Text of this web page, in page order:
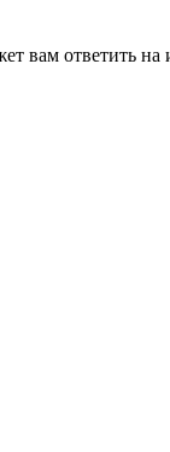
вам ответить